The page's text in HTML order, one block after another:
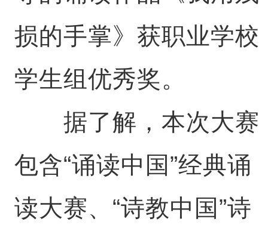
损的手掌》获职业学校
学生组优秀奖。
据了解，本次大赛
包含“诵读中国”经典诵
读大赛、“诗教中国”诗